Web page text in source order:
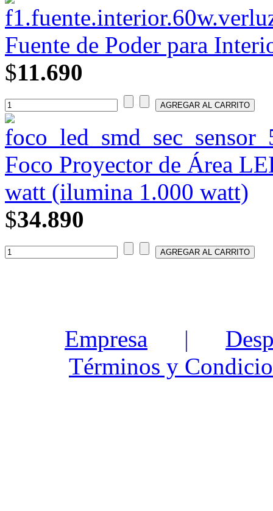
Fuente de Poder para
$11.690
Foco Proyector de Área
watt (ilumina 1.000 watt)
$34.890
Empresa |
Términos y